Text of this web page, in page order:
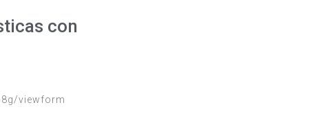
con
viewform